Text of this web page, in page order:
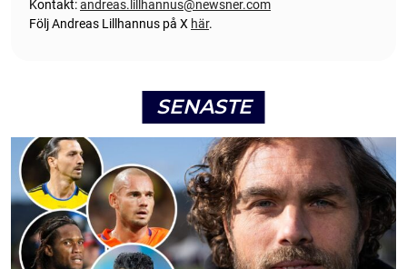
Kontakt:andreas.lillhannus@newsner.com
Följ Andreas Lillhannus på X här.
SENASTE